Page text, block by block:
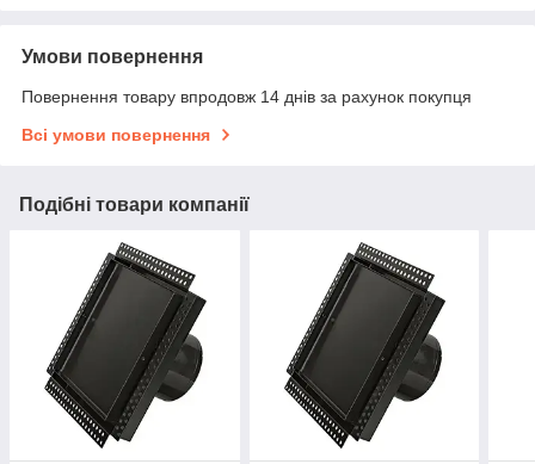
Умови повернення
Повернення товару впродовж 14 днів за рахунок покупця
Всі умови повернення
Подібні товари компанії